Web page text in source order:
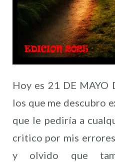
Hoy es 21 DE MAYO
los que me descubro
que le pediría a
critico por mis
y olvido que